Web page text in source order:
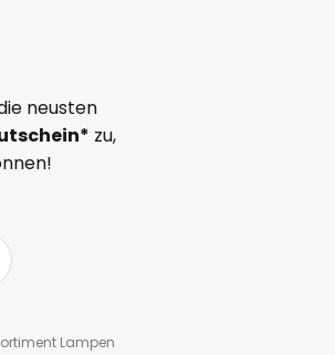
neusten
zu,
Lampen